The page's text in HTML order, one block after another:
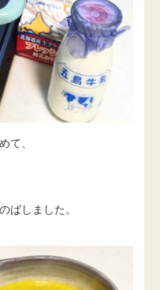
て、
ばしました。